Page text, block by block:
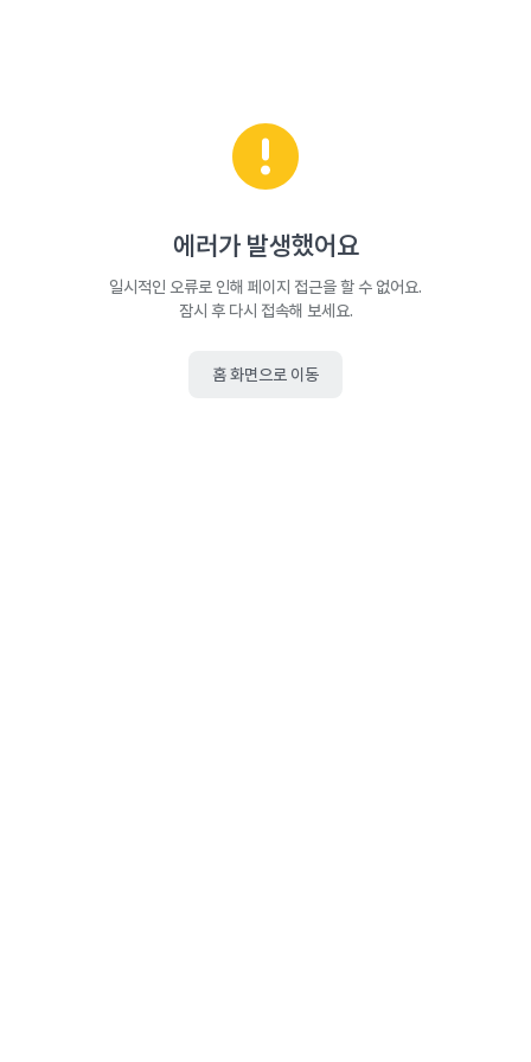
에러가 발생했어요
일시적인 오류로 인해 페이지 접근을 할 수 없어요.
잠시 후 다시 접속해 보세요.
홈 화면으로 이동